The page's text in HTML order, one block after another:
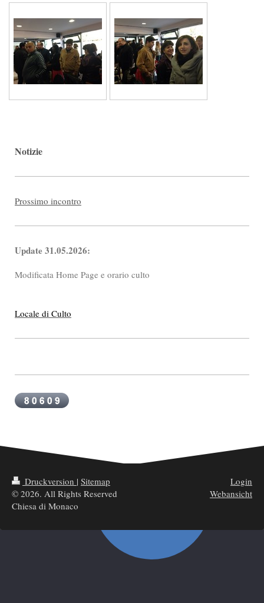
Notizie
Prossimo incontro
Update 31.05.2026:
Modificata Home Page e orario culto
Locale di Culto
Druckversion | Sitemap
© 2026. All Rights Reserved
Chiesa di Monaco
Login
Webansicht